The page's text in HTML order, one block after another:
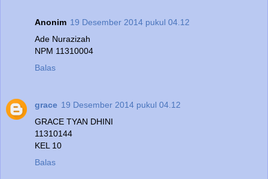
Anonim 19 Desember 2014 pukul 04.12
Ade Nurazizah
NPM 11310004
Balas
grace 19 Desember 2014 pukul 04.12
GRACE TYAN DHINI
11310144
KEL 10
Balas